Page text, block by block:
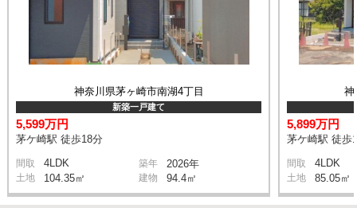
神奈川県茅ヶ崎市南湖4丁目
新築一戸建て
5,599万円
茅ケ崎駅 徒歩18分
間取 4LDK 築年 2026年
土地 104.35㎡ 建物 94.4㎡
神
5,899万円
茅ケ崎駅 徒歩
間取 4LDK
土地 85.05㎡